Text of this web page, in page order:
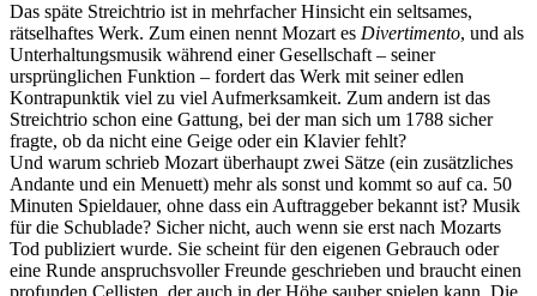
Das späte Streichtrio ist in mehrfacher Hinsicht ein seltsames,
rätselhaftes Werk. Zum einen nennt Mozart es Divertimento, und als
Unterhaltungsmusik während einer Gesellschaft – seiner
ursprünglichen Funktion – fordert das Werk mit seiner edlen
Kontrapunktik viel zu viel Aufmerksamkeit. Zum andern ist das
Streichtrio schon eine Gattung, bei der man sich um 1788 sicher
fragte, ob da nicht eine Geige oder ein Klavier fehlt?
Und warum schrieb Mozart überhaupt zwei Sätze (ein zusätzliches
Andante und ein Menuett) mehr als sonst und kommt so auf ca. 50
Minuten Spieldauer, ohne dass ein Auftraggeber bekannt ist? Musik
für die Schublade? Sicher nicht, auch wenn sie erst nach Mozarts
Tod publiziert wurde. Sie scheint für den eigenen Gebrauch oder
eine Runde anspruchsvoller Freunde geschrieben und braucht einen